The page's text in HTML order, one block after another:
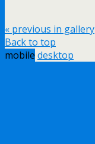
« previous in gallery
Back to top
mobile desktop